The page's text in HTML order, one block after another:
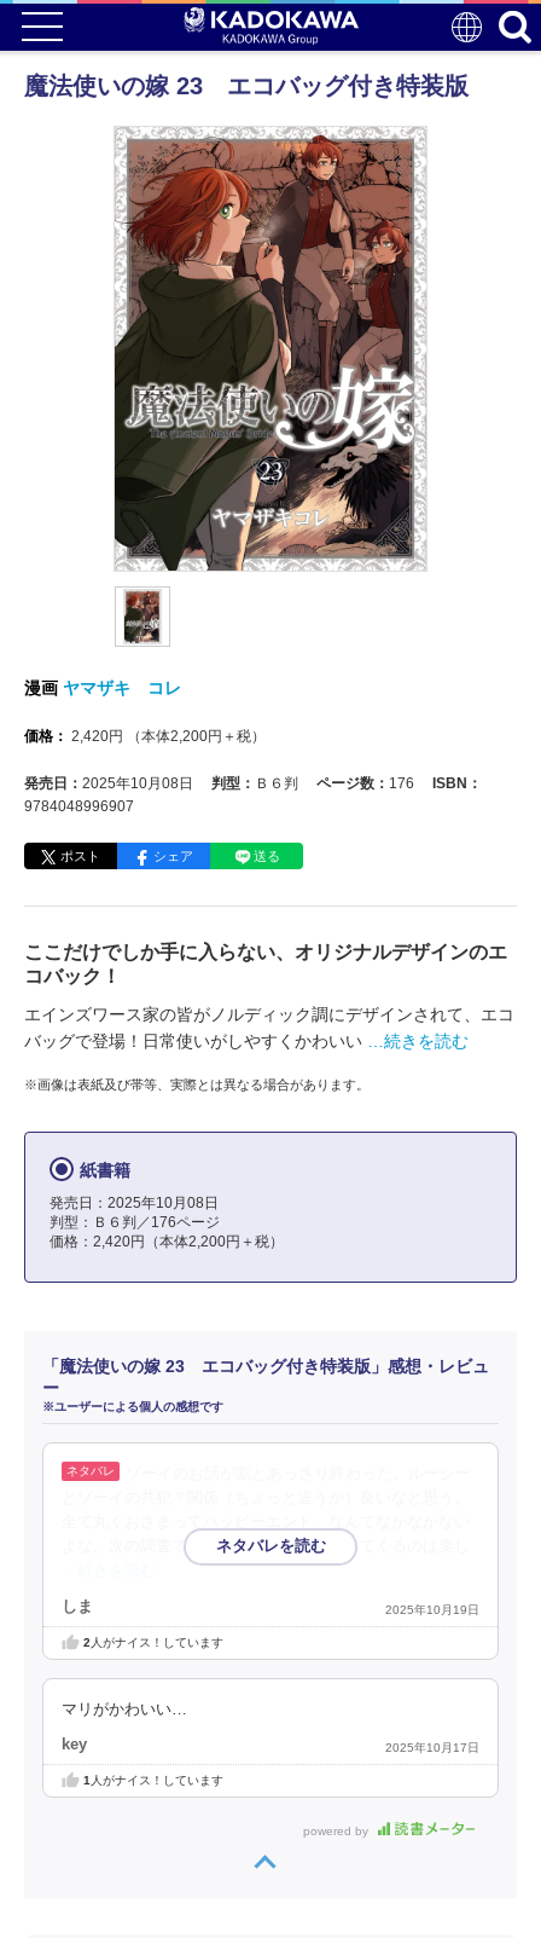
魔法使いの嫁 23 エコバッグ付き特装版
漫画 ヤマザキ コレ
価格： 2,420円 （本体2,200円＋税）
発売日： 2025年10月08日 判型： Ｂ６判 ページ数： 176
ISBN：
9784048996907
ポスト シェア 送る
ここだけでしか手に入らない、オリジナルデザインのエ
コバック！
エインズワース家の皆がノルディック調にデザインされて、エコ
バッグで登場！日常使いがしやすくかわいい
…続きを読む
※画像は表紙及び帯等、実際とは異なる場合があります。
紙書籍
発売日：2025年10月08日
判型：Ｂ６判／176ページ
価格：2,420円（本体2,200円＋税）
「魔法使いの嫁 23 エコバッグ付き特装版」感想・レビュ
ー
※ユーザーによる個人の感想です
よな。次の調査ではまたガッツリ隣人が出てくるのは楽し
しま 2025年10月19日
2 人がナイス！しています
マリがかわいい…
key 2025年10月17日
1 人がナイス！しています
powered by